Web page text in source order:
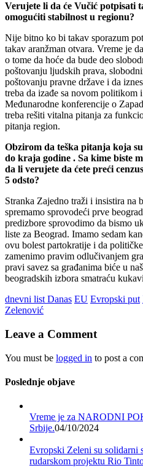
Verujete li da će Vučić potpisati
omogućiti stabilnost u regionu?
Nije bitno ko bi takav sporazum
takav aranžman otvara. Vreme je
o tome da hoće da bude deo
poštovanju ljudskih prava,
poštovanju pravne države i da
treba da izađe sa novom politikom
Međunarodne konferencije o
treba rešiti vitalna pitanja za
pitanja region.
Obzirom da teška pitanja koja
do kraja godine . Sa kime biste
da li verujete da ćete preći
5 odsto?
Stranka Zajedno traži i insistira na
spremamo sprovodeći prve
predizbore sprovodimo da bismo
liste za Beograd. Imamo sedam
ovu bolest partokratije i da
zamenimo pravim odlučivanjem
pravi savez sa građanima biće u
beogradskih izbora smatraću
dnevni list Danas EU Evropski put
Zelenović
Leave a Comment
You must be logged in to post a
Poslednje objave
Vreme je za NARODNI
Srbije.04/10/2024
Evropski Zeleni su solidarni
rudarskom projektu Rio